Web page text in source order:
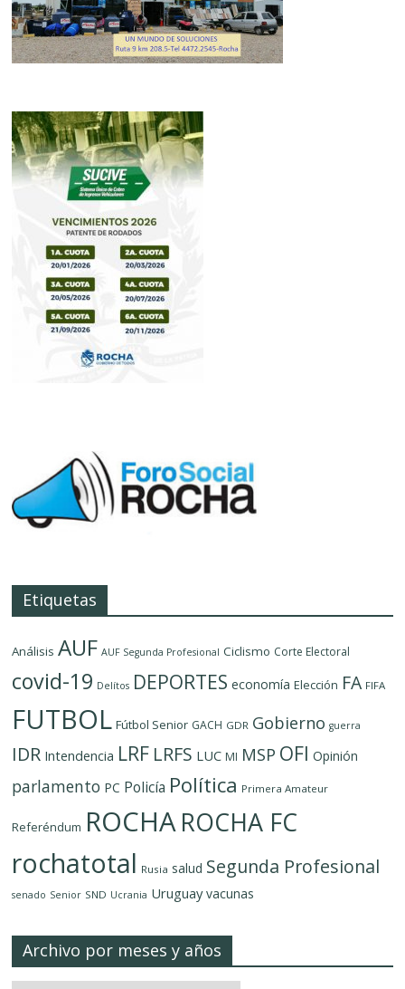
Etiquetas
Análisis AUF AUF Segunda Profesional Ciclismo Corte Electoral
covid-19 Delítos DEPORTES economía Elección FA FIFA
FUTBOL Fútbol Senior GACH GDR Gobierno guerra
IDR Intendencia LRF LRFS LUC MI MSP OFI Opinión
parlamento PC Policía Política Primera Amateur
Referéndum ROCHAROCHA FC
rochatotal Rusia salud Segunda Profesional
senado Senior SND Ucrania Uruguay vacunas
Archivo por meses y años